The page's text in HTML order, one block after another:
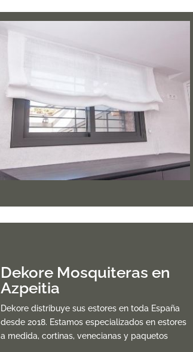
Dekore Mosquiteras en
Azpeitia
Dekore distribuye sus estores en toda España
desde 2018. Estamos especializados en estores
a medida, cortinas, venecianas y paquetos